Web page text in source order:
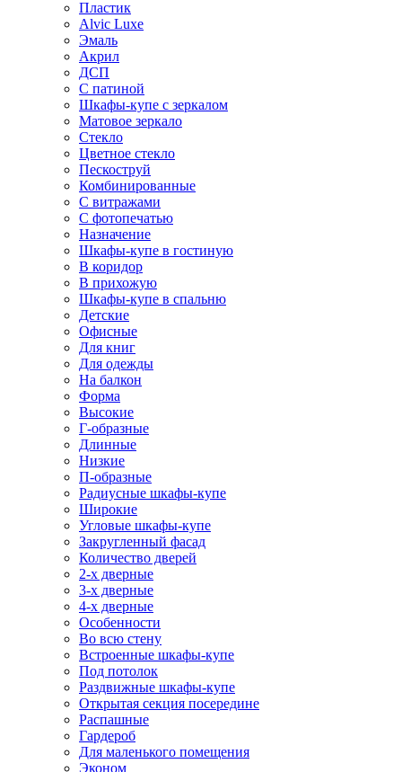
Пластик
Alvic Luxe
Эмаль
Акрил
ДСП
С патиной
Шкафы-купе с зеркалом
Матовое зеркало
Стекло
Цветное стекло
Пескоструй
Комбинированные
С витражами
С фотопечатью
Назначение
Шкафы-купе в гостиную
В коридор
В прихожую
Шкафы-купе в спальню
Детские
Офисные
Для книг
Для одежды
На балкон
Форма
Высокие
Г-образные
Длинные
Низкие
П-образные
Радиусные шкафы-купе
Широкие
Угловые шкафы-купе
Закругленный фасад
Количество дверей
2-х дверные
3-х дверные
4-х дверные
Особенности
Во всю стену
Встроенные шкафы-купе
Под потолок
Раздвижные шкафы-купе
Открытая секция посередине
Распашные
Гардероб
Для маленького помещения
Эконом